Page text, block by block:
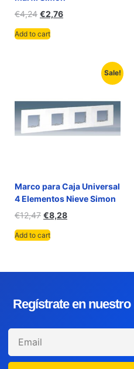
€4,24 €2,76
Add to cart
Sale!
Marco para Caja Universal
4 Elementos Nieve Simon
€12,47 €8,28
Add to cart
Regístrate en